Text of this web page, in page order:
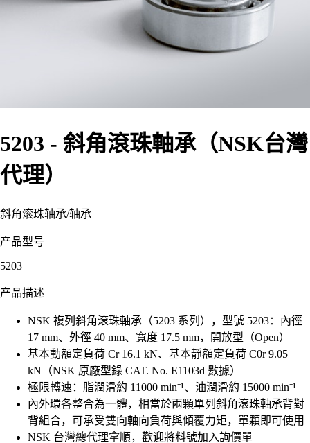
5203 - 斜角滾珠軸承（NSK台灣
代理）
斜角滚珠轴承/轴承
产品型号
5203
产品描述
NSK 複列斜角滾珠軸承（5203 系列），型號 5203：內徑
17 mm、外徑 40 mm、寬度 17.5 mm，開放型（Open）
基本動額定負荷 Cr 16.1 kN、基本靜額定負荷 C0r 9.05
kN（NSK 原廠型錄 CAT. No. E1103d 數據）
極限轉速：脂潤滑約 11000 min⁻¹、油潤滑約 15000 min⁻¹
內外環各整合為一體，相當於兩顆單列斜角滾珠軸承背對
背組合，可承受雙向軸向負荷與傾覆力矩，單顆即可使用
NSK 台灣總代理拿順，歡迎將料號加入詢價單